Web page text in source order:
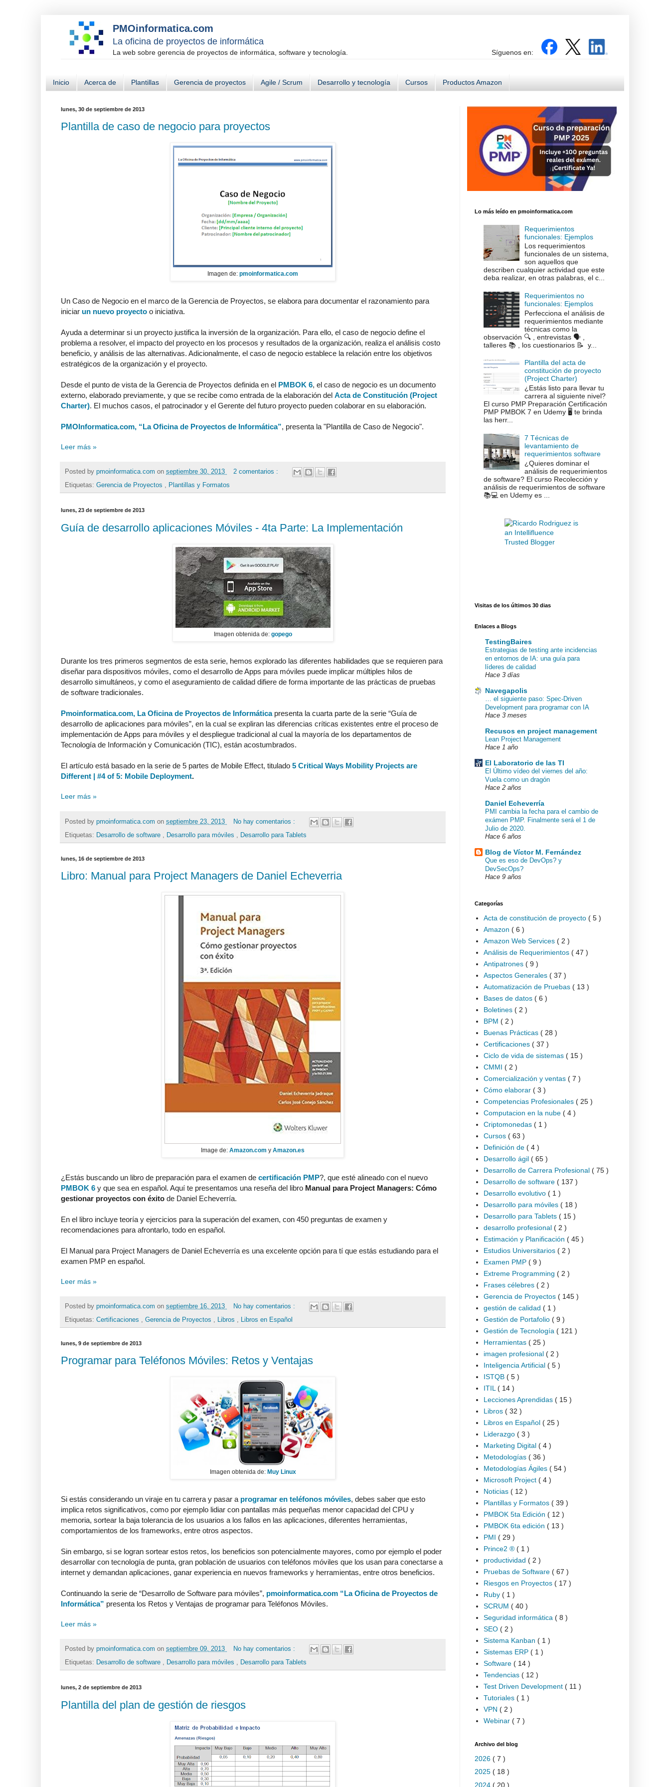
PMOinformatica.com
La oficina de proyectos de informática
La web sobre gerencia de proyectos de informática, software y tecnología. Síguenos en:
Inicio Acerca de Plantillas Gerencia de proyectos Agile / Scrum Desarrollo y tecnología Cursos Productos Amazon
lunes, 30 de septiembre de 2013
Plantilla de caso de negocio para proyectos
Imagen de: pmoinformatica.com
Un Caso de Negocio en el marco de la Gerencia de Proyectos, se elabora para documentar el razonamiento para
iniciar un nuevo proyecto o iniciativa.
Ayuda a determinar si un proyecto justifica la inversión de la organización. Para ello, el caso de negocio define el
problema a resolver, el impacto del proyecto en los procesos y resultados de la organización, realiza el análisis costo
beneficio, y análisis de las alternativas. Adicionalmente, el caso de negocio establece la relación entre los objetivos
estratégicos de la organización y el proyecto.
Desde el punto de vista de la Gerencia de Proyectos definida en el PMBOK 6, el caso de negocio es un documento
externo, elaborado previamente, y que se recibe como entrada de la elaboración del Acta de Constitución (Project
Charter). El muchos casos, el patrocinador y el Gerente del futuro proyecto pueden colaborar en su elaboración.
PMOInformatica.com, “La Oficina de Proyectos de Informática”, presenta la "Plantilla de Caso de Negocio".
Leer más »
Posted by pmoinformatica.com on septiembre 30, 2013
2 comentarios :
Etiquetas: Gerencia de Proyectos , Plantillas y Formatos
lunes, 23 de septiembre de 2013
Guía de desarrollo aplicaciones Móviles - 4ta Parte: La Implementación
Imagen obtenida de: gopego
Durante los tres primeros segmentos de esta serie, hemos explorado las diferentes habilidades que se requieren para
diseñar para dispositivos móviles, como el desarrollo de Apps para móviles puede implicar múltiples hilos de
desarrollo simultáneos, y como el aseguramiento de calidad difiere de forma importante de las prácticas de pruebas
de software tradicionales.
Pmoinformatica.com, La Oficina de Proyectos de Informática presenta la cuarta parte de la serie “Guía de
desarrollo de aplicaciones para móviles”, en la cual se expliran las diferencias críticas existentes entre el proceso de
implementación de Apps para móviles y el despliegue tradicional al cual la mayoría de los departamentos de
Tecnología de Información y Comunicación (TIC), están acostumbrados.
El artículo está basado en la serie de 5 partes de Mobile Effect, titulado 5 Critical Ways Mobility Projects are
Different | #4 of 5: Mobile Deployment.
Leer más »
Posted by pmoinformatica.com on septiembre 23, 2013
No hay comentarios :
Etiquetas: Desarrollo de software Desarrollo para móviles Desarrollo para Tablets
lunes, 16 de septiembre de 2013
Libro: Manual para Project Managers de Daniel Echeverria
Image de: Amazon.com y Amazon.es
¿Estás buscando un libro de preparación para el examen de certificación PMP?, que esté alineado con el nuevo
PMBOK 6 y que sea en español. Aquí te presentamos una reseña del libro Manual para Project Managers: Cómo
gestionar proyectos con éxito de Daniel Echeverría.
En el libro incluye teoría y ejercicios para la superación del examen, con 450 preguntas de examen y
recomendaciones para afrontarlo, todo en español.
El Manual para Project Managers de Daniel Echeverría es una excelente opción para tí que estás estudiando para el
examen PMP en español.
Leer más »
Posted by pmoinformatica.com on septiembre 16, 2013
No hay comentarios :
Etiquetas: Certificaciones , Gerencia de Proyectos , Libros , Libros en Español
lunes, 9 de septiembre de 2013
Programar para Teléfonos Móviles: Retos y Ventajas
Imagen obtenida de: Muy Linux
Si estás considerando un viraje en tu carrera y pasar a programar en teléfonos móviles, debes saber que esto
implica retos significativos, como por ejemplo lidiar con pantallas más pequeñas menor capacidad del CPU y
memoria, sortear la baja tolerancia de los usuarios a los fallos en las aplicaciones, diferentes herramientas,
comportamientos de los frameworks, entre otros aspectos.
Sin embargo, si se logran sortear estos retos, los beneficios son potencialmente mayores, como por ejemplo el poder
desarrollar con tecnología de punta, gran población de usuarios con teléfonos móviles que los usan para conectarse a
internet y demandan aplicaciones, ganar experiencia en nuevos frameworks y herramientas, entre otros beneficios.
Continuando la serie de “Desarrollo de Software para móviles”, pmoinformatica.com “La Oficina de Proyectos de
Informática” presenta los Retos y Ventajas de programar para Teléfonos Móviles.
Leer más »
Posted by pmoinformatica.com on septiembre 09, 2013
No hay comentarios :
Etiquetas: Desarrollo de software , Desarrollo para móviles , Desarrollo para Tablets
lunes, 2 de septiembre de 2013
Plantilla del plan de gestión de riesgos
Lo más leído en pmoinformatica.com
Requerimientos
funcionales: Ejemplos
Los requerimientos
funcionales de un sistema,
son aquellos que
describen cualquier actividad que este
deba realizar, en otras palabras, el c...
Requerimientos no
funcionales: Ejemplos
Perfecciona el análisis de
requerimientos mediante
técnicas como la
observación 🔍 , entrevistas 🗣️ ,
talleres 📚 , los cuestionarios 📝 y...
Plantilla del acta de
constitución de proyecto
(Project Charter)
¿Estás listo para llevar tu
carrera al siguiente nivel?
El curso PMP Preparación Certificación
PMP PMBOK 7 en Udemy 🖥️ te brinda
las herr...
7 Técnicas de
levantamiento de
requerimientos software
¿Quieres dominar el
análisis de requerimientos
de software? El curso Recolección y
análisis de requerimientos de software
📚💻 en Udemy es ...
Visitas de los últimos 30 dias
Enlaces a Blogs
TestingBaires
Estrategias de testing ante incidencias
en entornos de IA: una guía para
líderes de calidad
Hace 3 días
Navegapolis
… el siguiente paso: Spec-Driven
Development para programar con IA
Hace 3 meses
Recusos en project management
Lean Project Management
Hace 1 año
El Laboratorio de las TI
El Último vídeo del viernes del año:
Vuela como un dragón
Hace 2 años
Daniel Echeverría
PMI cambia la fecha para el cambio de
exámen PMP. Finalmente será el 1 de
Julio de 2020.
Hace 6 años
Blog de Víctor M. Fernández
Que es eso de DevOps? y
DevSecOps?
Hace 9 años
Categorías
Acta de constitución de proyecto ( 5 )
Amazon ( 6 )
Amazon Web Services ( 2 )
Análisis de Requerimientos ( 47 )
Antipatrones ( 9 )
Aspectos Generales ( 37 )
Automatización de Pruebas ( 13 )
Bases de datos ( 6 )
Boletines ( 2 )
BPM ( 2 )
Buenas Prácticas ( 28 )
Certificaciones ( 37 )
Ciclo de vida de sistemas ( 15 )
CMMI ( 2 )
Comercialización y ventas ( 7 )
Cómo elaborar ( 3 )
Competencias Profesionales ( 25 )
Computacion en la nube ( 4 )
Criptomonedas ( 1 )
Cursos ( 63 )
Definición de ( 4 )
Desarrollo ágil ( 65 )
Desarrollo de Carrera Profesional ( 75 )
Desarrollo de software ( 137 )
Desarrollo evolutivo ( 1 )
Desarrollo para móviles ( 18 )
Desarrollo para Tablets ( 15 )
desarrollo profesional ( 2 )
Estimación y Planificación ( 45 )
Estudios Universitarios ( 2 )
Examen PMP ( 9 )
Extreme Programming ( 2 )
Frases célebres ( 2 )
Gerencia de Proyectos ( 145 )
gestión de calidad ( 1 )
Gestión de Portafolio ( 9 )
Gestión de Tecnología ( 121 )
Herramientas ( 25 )
imagen profesional ( 2 )
Inteligencia Artificial ( 5 )
ISTQB ( 5 )
ITIL ( 14 )
Lecciones Aprendidas ( 15 )
Libros ( 32 )
Libros en Español ( 25 )
Liderazgo ( 3 )
Marketing Digital ( 4 )
Metodologías ( 36 )
Metodologías Ágiles ( 54 )
Microsoft Project ( 4 )
Noticias ( 12 )
Plantillas y Formatos ( 39 )
PMBOK 5ta Edición ( 12 )
PMBOK 6ta edición ( 13 )
PMI ( 29 )
Prince2 ® ( 1 )
productividad ( 2 )
Pruebas de Software ( 67 )
Riesgos en Proyectos ( 17 )
Ruby ( 1 )
SCRUM ( 40 )
Seguridad informática ( 8 )
SEO ( 2 )
Sistema Kanban ( 1 )
Sistemas ERP ( 1 )
Software ( 14 )
Tendencias ( 12 )
Test Driven Development ( 11 )
Tutoriales ( 1 )
VPN ( 2 )
Webinar ( 7 )
Archivo del blog
2026 ( 7 )
2025 ( 18 )
2024 ( 20 )